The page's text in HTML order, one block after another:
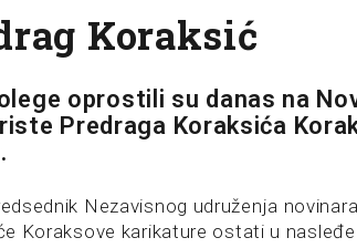
Koraksić
oprostili su danas na
Predraga Koraksića
Nezavisnog udruženja
Koraksove karikature ostati u